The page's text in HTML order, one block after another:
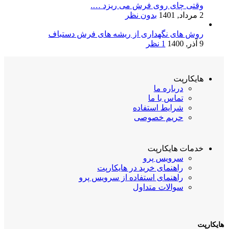
وقتی چای روی فرش می ریزد ….
2 مرداد, 1401
بدون نظر
روش های نگهداری از ریشه های فرش دستباف
9 آذر, 1400
1 نظر
هایکارپت
درباره ما
تماس با ما
شرایط استفاده
حریم خصوصی
خدمات هایکارپت
سرویس پرو
راهنمای خرید در هایکارپت
راهنمای استفاده از سرویس پرو
سوالات متداول
هایکارپت